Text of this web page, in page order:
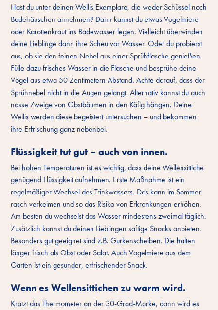
Hast du unter deinen Wellis Exemplare, die weder Schüssel noch
Badehäuschen annehmen? Dann kannst du etwas Vogelmiere
oder Karottenkraut ins Badewasser legen. Vielleicht überwinden
deine Lieblinge dann ihre Scheu vor Wasser. Oder du probierst
aus, ob sie den feinen Nebel aus einer Sprühflasche genießen.
Fülle dazu frisches Wasser in die Flasche und besprühe deine
Vögel aus etwa 50 Zentimetern Abstand. Achte darauf, dass der
Sprühnebel nicht in die Augen gelangt. Alternativ kannst du auch
nasse Zweige von Obstbäumen in den Käfig hängen. Deine
Wellis werden diese begeistert untersuchen – und bekommen
ihre Erfrischung ganz nebenbei.
Flüssigkeit tut gut – auch von innen.
Bei hohen Temperaturen ist es wichtig, dass deine Wellensittiche
genügend Flüssigkeit aufnehmen. Erste Maßnahme ist ein
regelmäßiger Wechsel des Trinkwassers. Das kann im Sommer
rasch verkeimen und so das Risiko von Erkrankungen erhöhen.
Am besten du wechselst das Wasser mindestens zweimal täglich.
Zusätzlich kannst du deinen Lieblingen saftige Snacks anbieten.
Besonders gut geeignet sind z.B. Gurkenscheiben. Die halten
länger frisch als Obst oder Salat. Auch Vogelmiere aus dem
Garten ist ein gesunder, erfrischender Snack.
Wenn es Wellensittichen zu warm wird.
Kratzt das Thermometer an der 30-Grad-Marke, dann wird es